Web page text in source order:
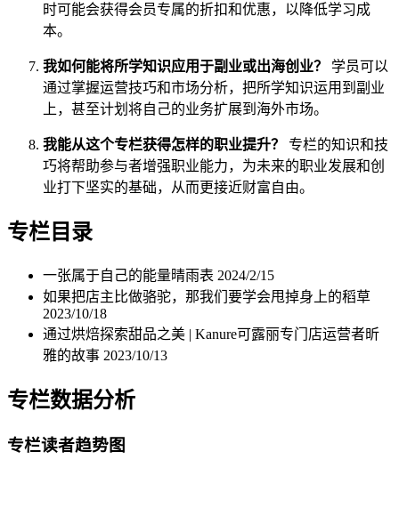
时可能会获得会员专属的折扣和优惠，以降低学习成
本。
我如何能将所学知识应用于副业或出海创业？
学员可以
通过掌握运营技巧和市场分析，把所学知识运用到副业
上，甚至计划将自己的业务扩展到海外市场。
我能从这个专栏获得怎样的职业提升？
专栏的知识和技
巧将帮助参与者增强职业能力，为未来的职业发展和创
业打下坚实的基础，从而更接近财富自由。
专栏目录
一张属于自己的能量晴雨表 2024/2/15
如果把店主比做骆驼，那我们要学会甩掉身上的稻草
2023/10/18
通过烘焙探索甜品之美 | Kanure可露丽专门店运营者昕
雅的故事 2023/10/13
专栏数据分析
专栏读者趋势图